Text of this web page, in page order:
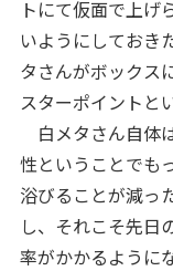
トにて仮面で上げ
いようにしておき
タさんがボックス
スターポイントと
白メタさん自体
性ということでも
浴びることが減っ
し、それこそ先日
率がかかるように